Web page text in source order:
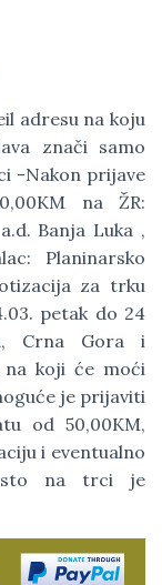
adresu na koju
znači samo
-Nakon prijave
na ŽR:
Banja Luka ,
Planinarsko
za trku
petak do 24
Crna Gora i
na koji će moći
je prijaviti
od 50,00KM,
i eventualno
na trci je